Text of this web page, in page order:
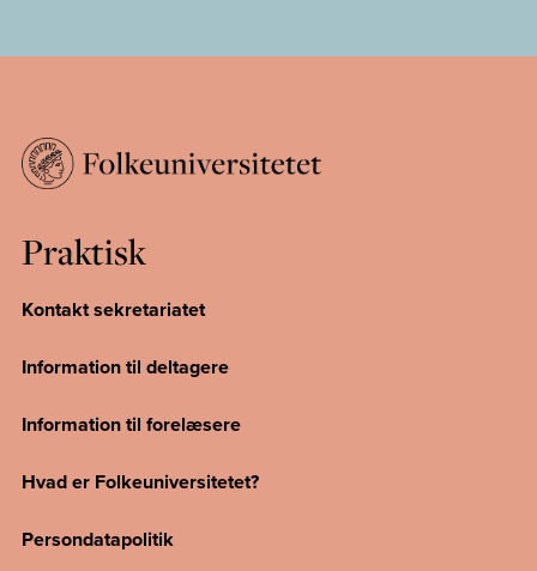
Praktisk
Kontakt sekretariatet
Information til deltagere
Information til forelæsere
Hvad er Folkeuniversitetet?
Persondatapolitik